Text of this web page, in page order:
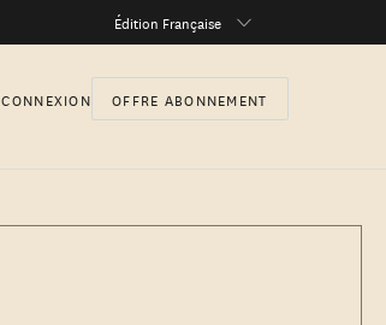
Édition Française
CONNEXION OFFRE ABONNEMENT